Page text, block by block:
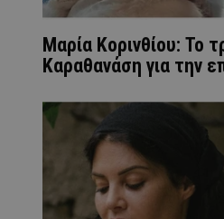
Μαρία Κορινθίου: Το
Καραθανάση για την